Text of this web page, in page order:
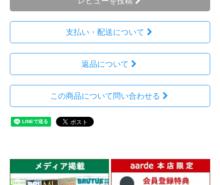
支払い・配送について
返品について
この商品について問い合わせる